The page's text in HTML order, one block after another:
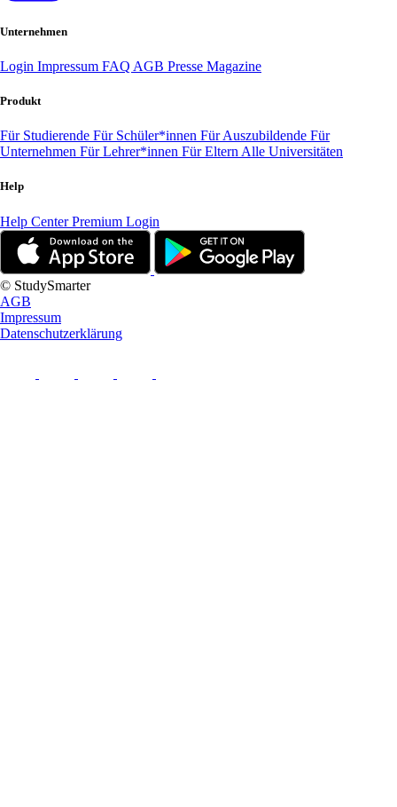
Unternehmen
Login Impressum FAQ AGB Presse Magazine
Produkt
Für Studierende Für Schüler*innen Für Auszubildende Für
Unternehmen Für Lehrer*innen Für Eltern Alle Universitäten
Help
Help CenterPremium Login
© StudySmarter
AGB
Impressum
Datenschutzerklärung